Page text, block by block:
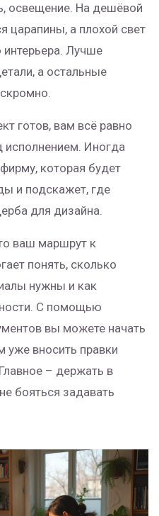
освещение. На дешёвой
царапины, а плохой свет
интерьера. Лучше
а остальные
готов, вам всё равно
исполнением. Иногда
которая будет
и подскажет, где
для дизайна.
ваш маршрут к
понять, сколько
нужны и как
С помощью
вы можете начать
уже вносить правки
– держать в
бояться задавать